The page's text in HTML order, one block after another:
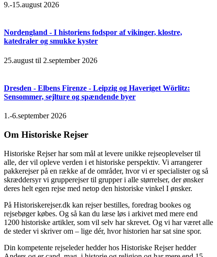
9.-15.august 2026
Nordengland - I historiens fodspor af vikinger, klostre,
katedraler og smukke kyster
25.august til 2.september 2026
Dresden - Elbens Firenze - Leipzig og Haveriget Wörlitz:
Sensommer, sejlture og spændende byer
1.-6.september 2026
Om Historiske Rejser
Historiske Rejser har som mål at levere unikke rejseoplevelser til
alle, der vil opleve verden i et historiske perspektiv. Vi arrangerer
pakkerejser på en række af de områder, hvor vi er specialister og så
skræddersyr vi grupperejser til grupper i alle størrelser, der ønsker
deres helt egen rejse med netop den historiske vinkel I ønsker.
På Historiskerejser.dk kan rejser bestilles, foredrag bookes og
rejsebøger købes. Og så kan du læse løs i arkivet med mere end
1200 historiske artikler, som vil selv har skrevet. Og vi har været alle
de steder vi skriver om – lige dér, hvor historien har sat sine spor.
Din kompetente rejseleder hedder hos Historiske Rejser hedder